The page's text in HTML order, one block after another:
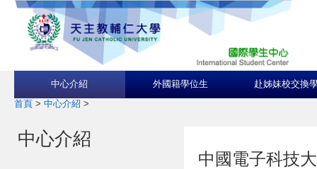
中心介紹 外國籍學位生 赴姊妹校交換
首頁 > 中心介紹 >
中心介紹
中國電子科技